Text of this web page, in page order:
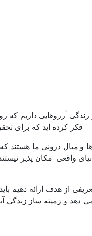
آرزوهایی داریم که
فکر کرده اید که برای
وامیال درونی ما هستند
واقعی امکان پذیر
تعریفی از هدف ارائه دهیم
دهد و زمینه ساز زندگی